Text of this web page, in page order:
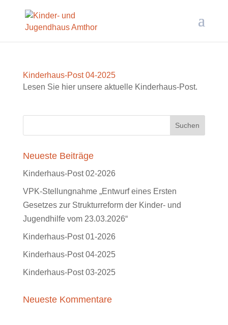
Kinderhaus-Post 04-2025
Lesen Sie hier unsere aktuelle Kinderhaus-Post.
Neueste Beiträge
Kinderhaus-Post 02-2026
VPK-Stellungnahme „Entwurf eines Ersten
Gesetzes zur Strukturreform der Kinder- und
Jugendhilfe vom 23.03.2026“
Kinderhaus-Post 01-2026
Kinderhaus-Post 04-2025
Kinderhaus-Post 03-2025
Neueste Kommentare